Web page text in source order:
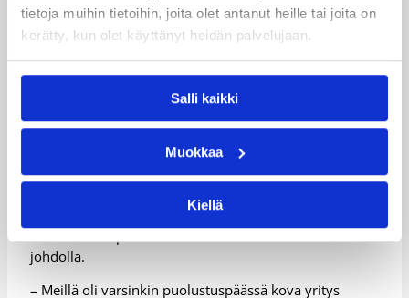
tietoja muihin tietoihin, joita olet antanut heille tai joita on
kerätty, kun olet käyttänyt heidän palvelujaan.
Salli kaikki
Muokkaa
Kiellä
Kobrat kaatoi sarjakärki Katajan kotonaan
voitti ilman ykkösmiestään Teemu Rannikkoa
pelanneen Katajan 76-71 (37-36).
Kataja oli varmistanut jo runkosarjan voiton aiemmin
ja joensuulaisryhmän päävalmentaja Jukka Toijala jakoi
vastuuta laajasti pelaajistonsa kesken. Kobrat käytti
tilaisuuden hyväkseen, pelaten energistä ja yleisöön
johdolla.
– Meillä oli varsinkin puolustuspäässä kova yritys